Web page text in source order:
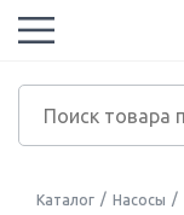
Каталог Насосы